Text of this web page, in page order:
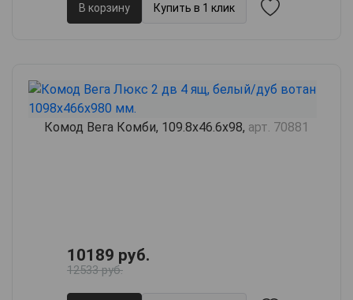
В корзину Купить в 1 клик
Комод Вега Комби, 109.8х46.6х98, арт. 70881
10189 руб.
12533 руб.